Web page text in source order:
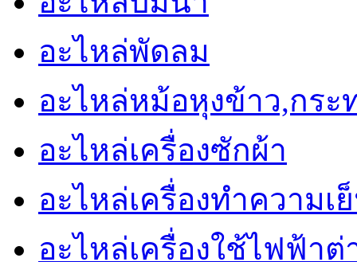
อะไหล่พัดลม
อะไหล่หม้อหุงข้าว,กระ
อะไหล่เครื่องซักผ้า
อะไหล่เครื่องทำความเ
อะไหล่เครื่องใช้ไฟฟ้าต่